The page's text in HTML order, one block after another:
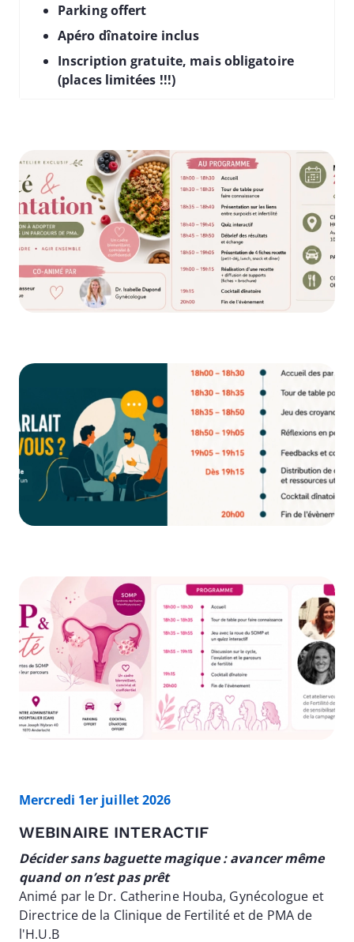
Parking offert
Apéro dînatoire inclus
Inscription gratuite, mais obligatoire
(places limitées !!!)
Image
Image
Image
Mercredi 1er juillet 2026
WEBINAIRE INTERACTIF
Décider sans baguette magique : avancer même
quand on n’est pas prêt
Animé par le Dr. Catherine Houba, Gynécologue et
Directrice de la Clinique de Fertilité et de PMA de
l'H.U.B